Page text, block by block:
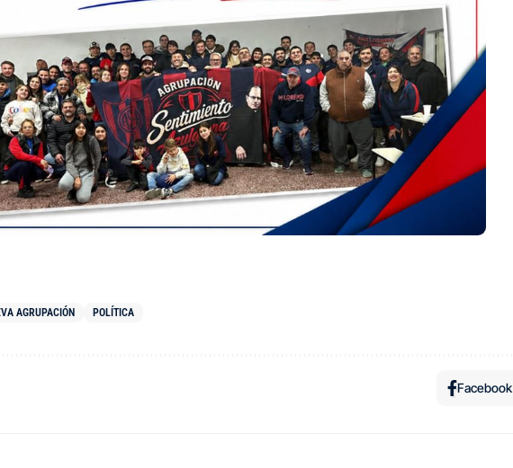
AGRUPACIÓN POLÍTICA
Facebook